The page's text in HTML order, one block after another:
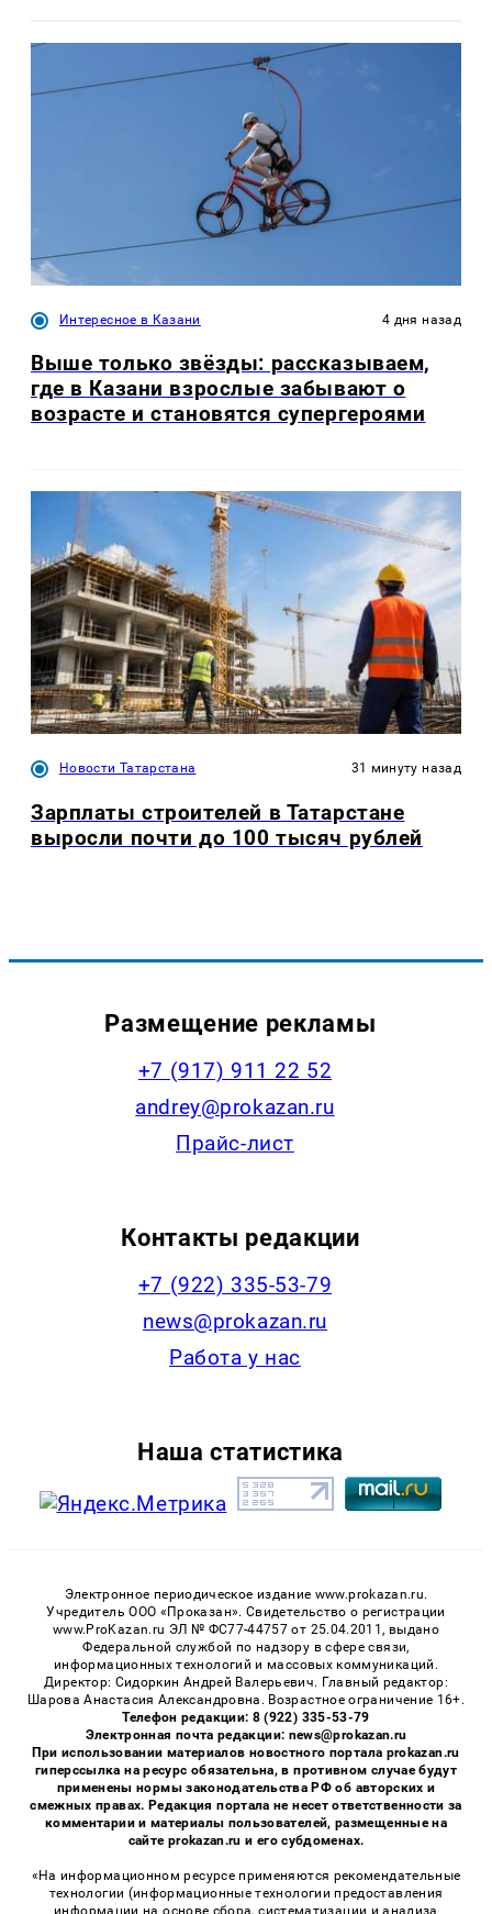
Интересное в Казани 4 дня назад
Выше только звёзды: рассказываем,
где в Казани взрослые забывают о
возрасте и становятся супергероями
Новости Татарстана 31 минуту назад
Зарплаты строителей в Татарстане
выросли почти до 100 тысяч рублей
Размещение рекламы
+7 (917) 911 22 52
andrey@prokazan.ru
Прайс-лист
Контакты редакции
+7 (922) 335-53-79
news@prokazan.ru
Работа у нас
Наша статистика
Электронное периодическое издание www.prokazan.ru.
Учредитель ООО «Проказан». Cвидетельство о регистрации
www.ProKazan.ru ЭЛ № ФС77-44757 от 25.04.2011, выдано
Федеральной службой по надзору в сфере связи,
информационных технологий и массовых коммуникаций.
Директор: Сидоркин Андрей Валерьевич. Главный редактор:
Шарова Анастасия Александровна. Возрастное ограничение 16+.
Телефон редакции: 8 (922) 335-53-79
Электронная почта редакции: news@prokazan.ru
При использовании материалов новостного портала prokazan.ru
гиперссылка на ресурс обязательна, в противном случае будут
применены нормы законодательства РФ об авторских и
смежных правах. Редакция портала не несет ответственности за
комментарии и материалы пользователей, размещенные на
сайте prokazan.ru и его субдоменах.
«На информационном ресурсе применяются рекомендательные
технологии (информационные технологии предоставления